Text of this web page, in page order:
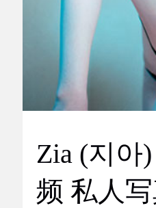
Zia (지아) 【103套】151视
频 私人